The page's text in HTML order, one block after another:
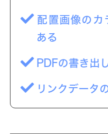
配置画像のカ
ある
PDFの書き出
リンクデータ